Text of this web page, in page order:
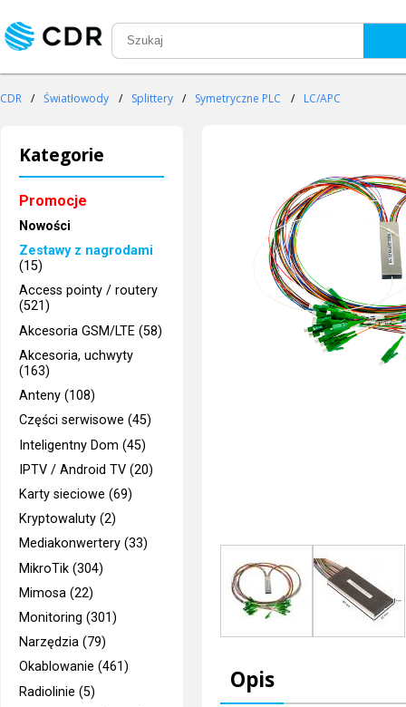
CDR / Światłowody / Splittery / Symetryczne PLC / LC/APC
Kategorie
Promocje
Nowości
Zestawy z nagrodami
(15)
Access pointy / routery
(521)
Akcesoria GSM/LTE (58)
Akcesoria, uchwyty
(163)
Anteny (108)
Części serwisowe (45)
Inteligentny Dom (45)
IPTV / Android TV (20)
Karty sieciowe (69)
Kryptowaluty (2)
Mediakonwertery (33)
MikroTik (304)
Mimosa (22)
Monitoring (301)
Narzędzia (79)
Okablowanie (461)
Radiolinie (5)
Opis